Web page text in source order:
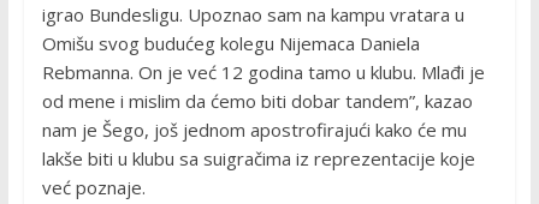
igrao Bundesligu. Upoznao sam na kampu vratara u
Omišu svog budućeg kolegu Nijemaca Daniela
Rebmanna. On je već 12 godina tamo u klubu. Mlađi je
od mene i mislim da ćemo biti dobar tandem”, kazao
nam je Šego, još jednom apostrofirajući kako će mu
lakše biti u klubu sa suigračima iz reprezentacije koje
već poznaje.